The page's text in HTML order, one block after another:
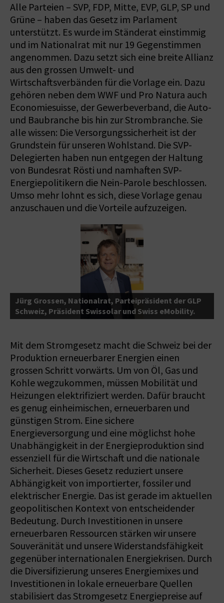
Alle Parteien – SVP, FDP, Mitte, EVP, GLP, SP und
Grüne – haben das Gesetz im Parlament
unterstützt. Es wurde im Ständerat einstimmig
und im Nationalrat mit nur 19 Gegenstimmen
angenommen. Dazu setzt sich eine breite Allianz
aus den grossen Umwelt- und
Wirtschaftsverbänden für die Vorlage ein. Dazu
gehören neben dem WWF und Pro Natura auch
Economiesuisse, der Gewerbeverband, die Auto-
und Baubranche bis hin zur Strombranche. Sie
alle wissen: Die Versorgungssicherheit ist der
Grundstein für unseren Wohlstand. Die SVP-
Delegierten haben nun entgegen der Haltung
von Bundesrat Rösti und namhaften SVP-
Energiepolitikern die Nein-Parole beschlossen.
Umso mehr lohnt es sich, diese Vorlage genau
anzuschauen und die Vorteile aufzuzeigen.
Jürg Grossen, Nationalrat, Parteipräsident der GLP
Schweiz, Präsident Swissolar und Swiss eMobility.
Mit dem Stromgesetz macht die Schweiz bei der
Produktion erneuerbarer Energien einen
grossen Schritt vorwärts. Um von Öl, Gas und
Kohle wegzukommen, müssen Mobilität und
Heizungen elektrifiziert werden. Dafür braucht
es genug einheimischen, erneuerbaren und
günstigen Strom. Eine sichere
Energieversorgung und eine möglichst hohe
Unabhängigkeit in der Energieproduktion sind
essenziell für die Wirtschaft und die nationale
Sicherheit. Dieses Gesetz reduziert unsere
Abhängigkeit von importierter, fossiler und
elektrischer Energie. Das ist gerade im aktuellen
geopolitischen Kontext von entscheidender
Bedeutung. Durch Investitionen in unsere
erneuerbaren Ressourcen stärken wir unsere
Souveränität und unsere Widerstandsfähigkeit
gegenüber internationalen Energiekrisen. Durch
die Diversifizierung unseres Energiemixes und
Investitionen in lokale erneuerbare Quellen
stabilisiert das Stromgesetz Energiepreise auf